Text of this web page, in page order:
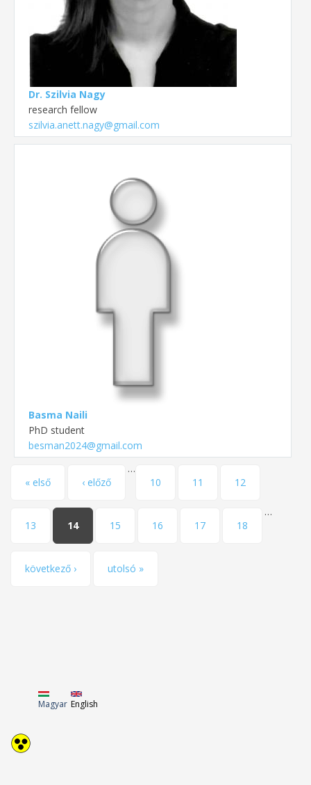
Dr. Szilvia Nagy
research fellow
szilvia.anett.nagy@gmail.com
Basma Naili
PhD student
besman2024@gmail.com
Pages
« első ‹ előző
…
10
11 12
13 14 15 16 17 18
…
következő › utolsó »
Magyar English